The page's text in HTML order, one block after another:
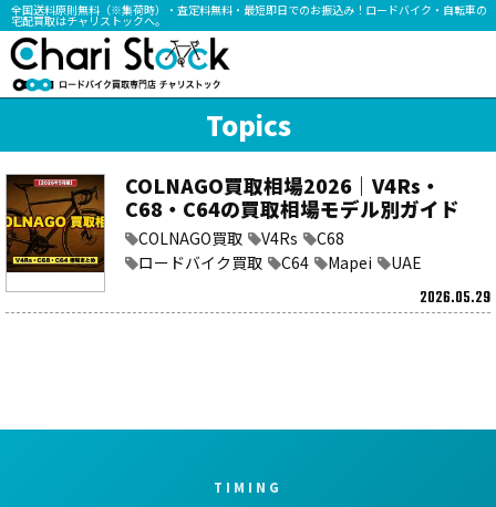
全国送料原則無料（※集荷時）・査定料無料・最短即日でのお振込み！ロードバイク・自転車の
宅配買取はチャリストックへ。
Topics
COLNAGO買取相場2026｜V4Rs・
C68・C64の買取相場モデル別ガイド
COLNAGO買取 V4Rs
C68
ロードバイク買取
C64 Mapei UAE
2026.05.29
TIMING